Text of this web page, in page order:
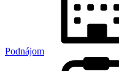
Podnájom